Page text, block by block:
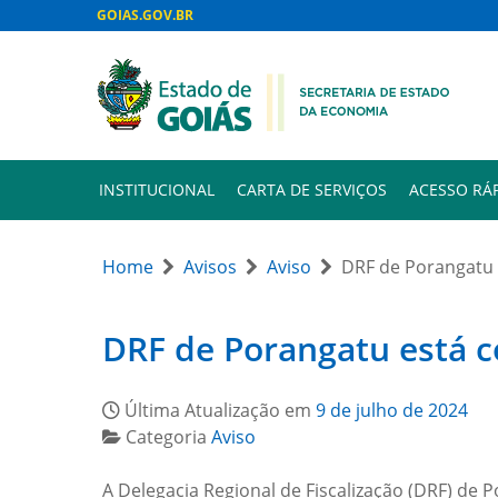
GOIAS.GOV.BR
INSTITUCIONAL CARTA DE SERVIÇOS ACESSO
Home Avisos Aviso DRF de
DRF de Porangatu está
Última Atualização em 9 de julho de 2024
Categoria Aviso
A Delegacia Regional de Fiscalização (DRF)